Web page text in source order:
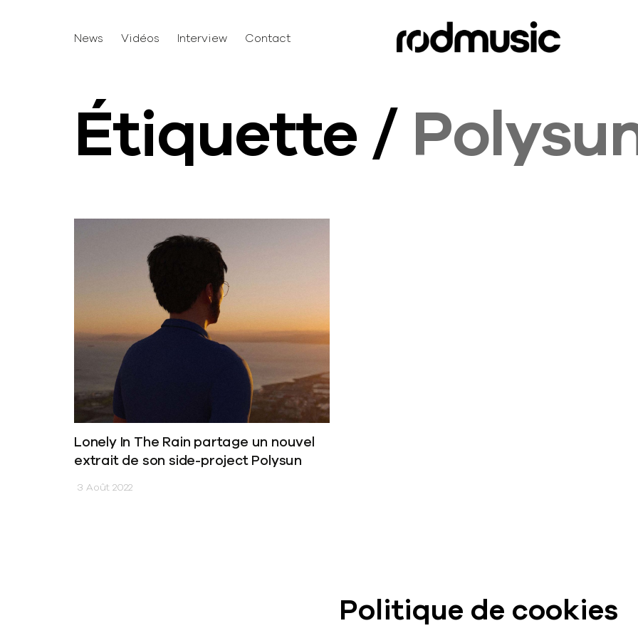
Politique de cookies
News Vidéos Interview Contact
Étiquette /
Lonely In The Rain partage un nouvel
extrait de son side-project Polysun
3 Août 2022
hello@rodmusic.fr